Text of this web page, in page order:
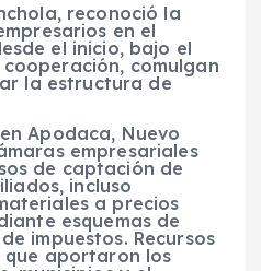
reconoció la
en el
el inicio, bajo el
comulgan
la estructura de
Apodaca, Nuevo
empresariales
de captación de
incluso
a precios
esquemas de
impuestos. Recursos
que aportaron los